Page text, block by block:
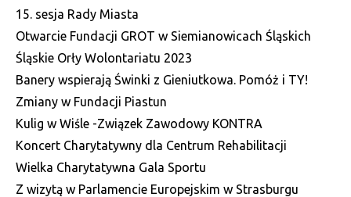
15. sesja Rady Miasta
Otwarcie Fundacji GROT w Siemianowicach Śląskich
Śląskie Orły Wolontariatu 2023
Banery wspierają Świnki z Gieniutkowa. Pomóż i TY!
Zmiany w Fundacji Piastun
Kulig w Wiśle -Związek Zawodowy KONTRA
Koncert Charytatywny dla Centrum Rehabilitacji
Wielka Charytatywna Gala Sportu
Z wizytą w Parlamencie Europejskim w Strasburgu